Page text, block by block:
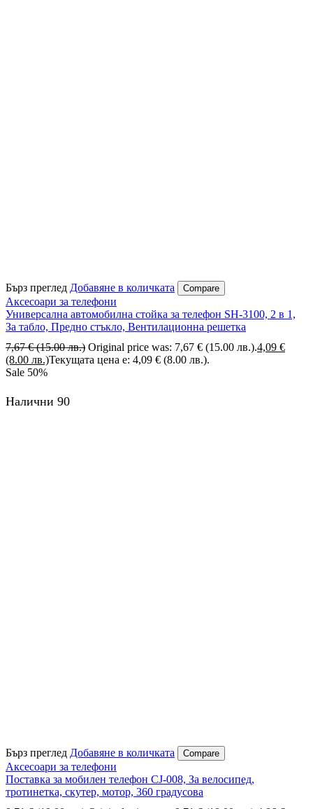
Бърз преглед Добавяне в количката Compare
Аксесоари за телефони
Универсална автомобилна стойка за телефон SH-3100, 2 в 1,
За табло, Предно стъкло, Вентилационна решетка
7,67€ (15.00 лв.) Original price was: 7,67 € (15.00 лв.).4,09 €
(8.00 лв.)Текущата цена е: 4,09 € (8.00 лв.).
Sale 50%
Налични 90
Бърз преглед Добавяне в количката Compare
Аксесоари за телефони
Поставка за мобилен телефон CJ-008, За велосипед,
тротинетка, скутер, мотор, 360 градусова